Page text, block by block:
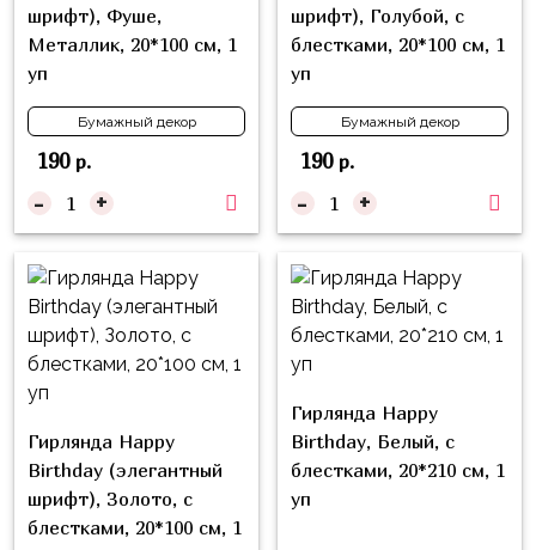
шрифт), Фуше,
Металлик, 20*100 см, 1
уп
Бумажный декор
190р.
- +
шрифт), Голубой, с
блестками, 20*100 см, 1
уп
Бумажный декор
190р.
- +
Гирлянда Happy
Birthday (элегантный
шрифт), Золото, с
блестками, 20*100 см, 1
Гирлянда Happy
Birthday, Белый, с
блестками, 20*210 см, 1
уп
Куклы
ЛОЛ
Для
Него
Для
Неё
Тедди
Транспорт
/
Морская
Тема
Звёздные